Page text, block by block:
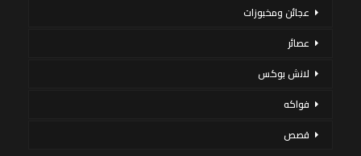
عجائن ومخبوزات
عصائر
لانش بوكس
فواكه
قصص